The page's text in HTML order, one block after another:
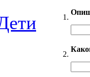
1.
2.